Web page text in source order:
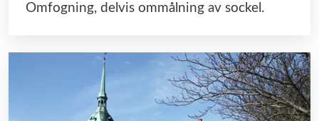
Omfogning, delvis ommålning av sockel.